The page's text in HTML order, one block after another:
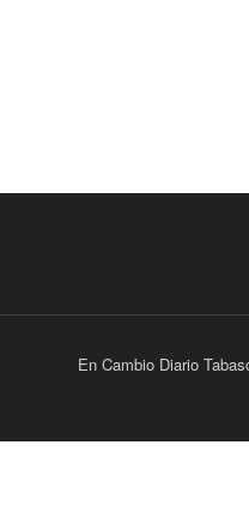
En Cambio Diario